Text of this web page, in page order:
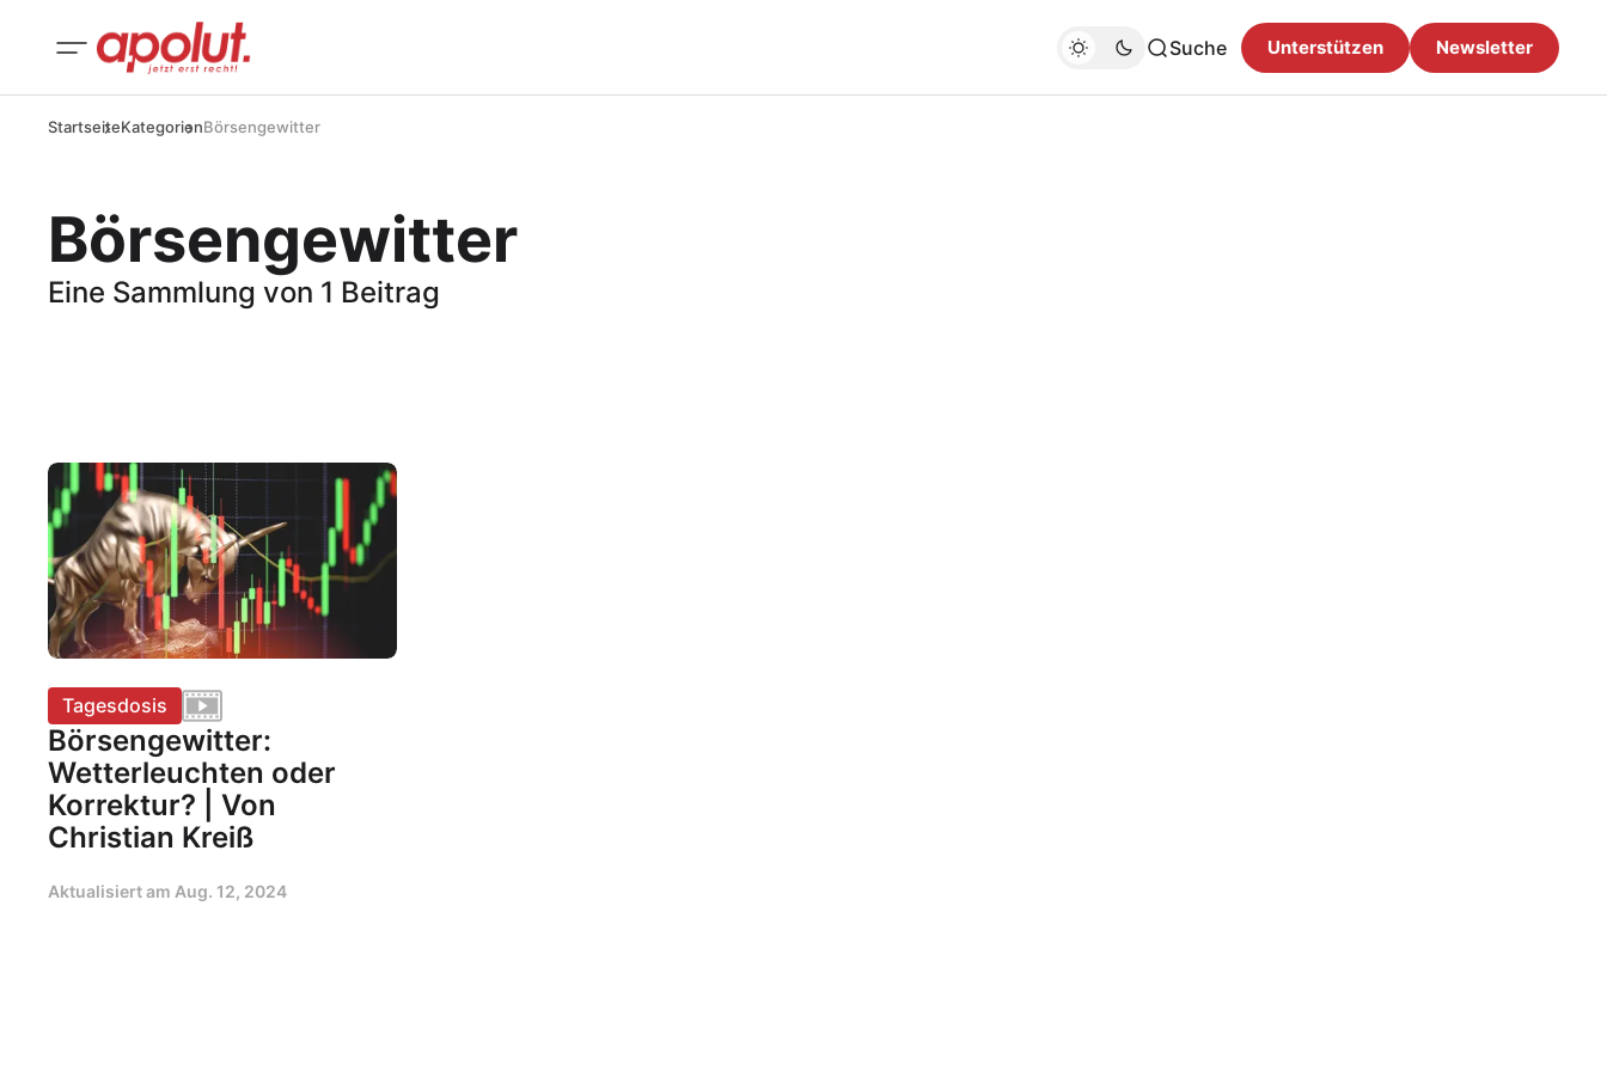
Suche Unterstützen Newsletter
StartseiteKategorienBörsengewitter
Börsengewitter
Eine Sammlung von 1 Beitrag
Tagesdosis
Börsengewitter:
Wetterleuchten oder
Korrektur? | Von
Christian Kreiß
Aktualisiert am Aug. 12, 2024